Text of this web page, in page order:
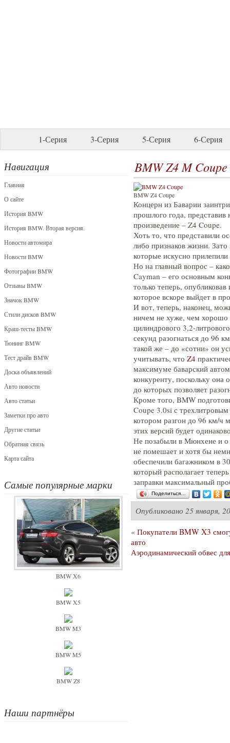
1-Серия 3-Серия 5-Серия 6-Серия
Навигация
Главная
О сайте
История BMW
История BMW. Вторая версия.
Новости автомира
Новости BMW
Фотографии BMW
Отзывы BMW
Значок BMW
Стили дисков BMW
Краш-тесты BMW
Тюнинг BMW
Тест драйв BMW
Доска объявлений
Авто новости
Авто статьи
Заметки про авто
Другие статьи
Обратная связь
Карта сайта
Самые популярные марки
BMW X6
BMW X5
BMW M3
BMW M5
BMW Z8
Наши партнёры
BMW Z4 M Coupe
BMW Z4 Coupe
Концерн из Баварии
прошлого года, представив
произведение – Z4 Coupe.
Хоть то, что представили
либо признаков жизни.
которые искусно
Но на главный вопрос –
Cayman – его основным
только теперь,
которое вскоре выйдет в
И вот, теперь, наконец,
ничем не хуже, чем хорошо
цилиндрового 3,2-
секунд разогнаться до 96
такой же – до «сотни» он
учитывать, что Z4
максимуме баварский
конкуренту, поскольку
до которых позволяет
Кроме того, BMW
Coupe 3.0si с
котором разгон до 96 км/ч
этих версий будет
Не позабыли в Мюнхене и о
не помешает и хотя бы
обеспечили багажником в
который располагает
заправки максимальный
Поделиться…
Опубликовано 25 января,
« Покупатели BMW X3
авто
Аэродинамический обвес